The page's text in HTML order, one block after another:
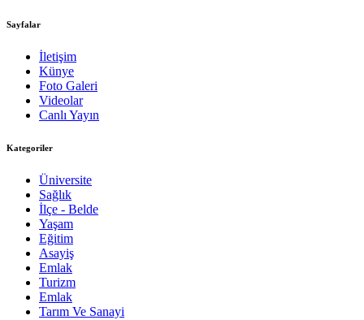
Sayfalar
İletişim
Künye
Foto Galeri
Videolar
Canlı Yayın
Kategoriler
Üniversite
Sağlık
İlçe - Belde
Yaşam
Eğitim
Asayiş
Emlak
Turizm
Emlak
Tarım Ve Sanayi